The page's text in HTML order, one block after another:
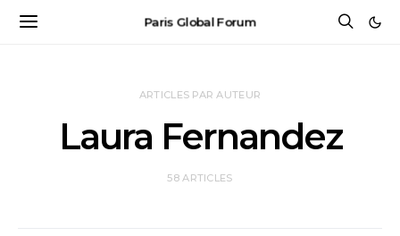
Paris Global Forum
ARTICLES PAR AUTEUR
Laura Fernandez
58 ARTICLES